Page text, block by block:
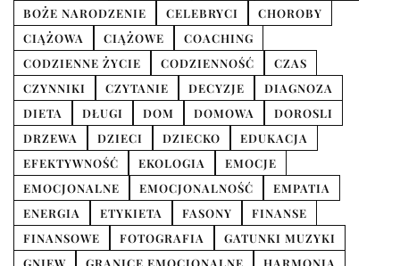
BOŻE NARODZENIE
CELEBRYCI
CHOROBY
CIĄŻOWA
CIĄŻOWE
COACHING
CODZIENNE ŻYCIE
CODZIENNOŚĆ
CZAS
CZYNNIKI
CZYTANIE DECYZJE
DIAGNOZA
DIETA
DŁUGI DOM DOMOWA
DOROSLI
DRZEWA
DZIECI DZIECKO
EDUKACJA
EFEKTYWNOŚĆ
EKOLOGIA
EMOCJE
EMOCJONALNE
EMOCJONALNOŚĆ
EMPATIA
ENERGIA
ETYKIETA FASONY
FINANSE
FINANSOWE
FOTOGRAFIA
GATUNKI MUZYKI